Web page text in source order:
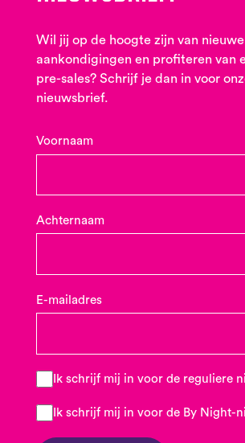
Wil jij op de hoogte zijn van nieuwe
aankondigingen en profiteren van
pre-sales? Schrijf je dan in voor
nieuwsbrief.
Voornaam
Achternaam
E-mailadres
Ik schrijf mij in voor de reguliere
Ik schrijf mij in voor de By Night-